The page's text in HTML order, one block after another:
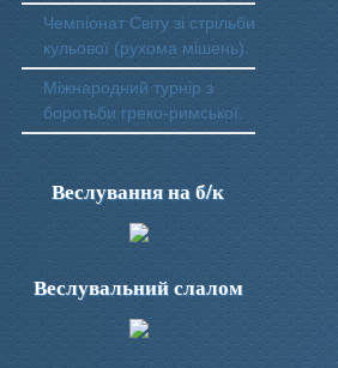
Чемпіонат Світу зі стрільби
кульової (рухома мішень).
Міжнародний турнір з
боротьби греко-римської.
Веслування на б/к
Веслувальний слалом